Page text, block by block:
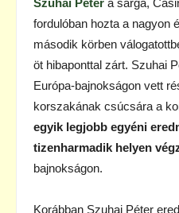
fordulóban hozta a nagyon
második körben
öt hibaponttal zárt. Szuhai
Európa-bajnokságon vett
korszakának csúcsára a
egyik legjobb egyéni
tizenharmadik helyen
bajnokságon.
Korábban Szuhai Péter